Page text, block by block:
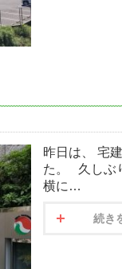
昨日は、 宅
た。 久しぶ
横に…
続き